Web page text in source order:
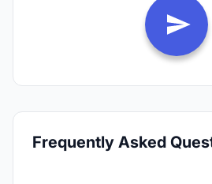
Frequently Asked